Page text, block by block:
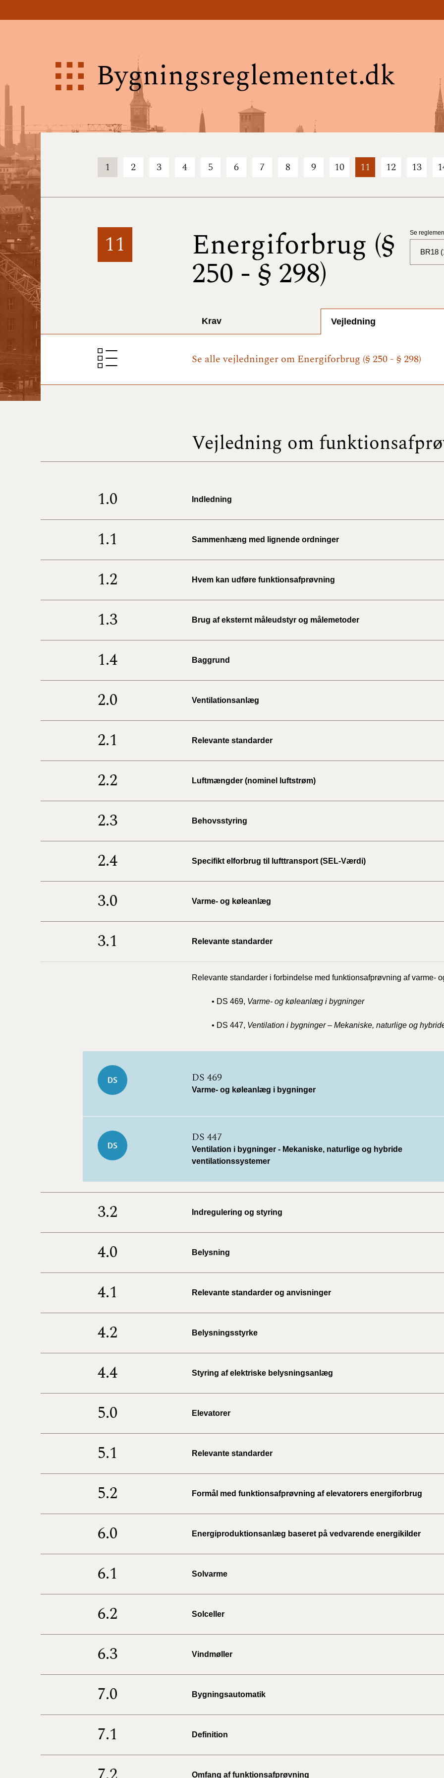
Bygningsreglementet.dk
1 2 3 4 5 6 7 8 9 10 11 12 13
11 Energiforbrug (§
250 - § 298)
Se
BR18
BR18
2023)
2020)
BR18
2010)
Krav Vejledning
Se alle vejledninger om Energiforbrug (§ 250 - § 298)
Vejledning om
1.0 Indledning
1.1 Sammenhæng med lignende ordninger
1.2 Hvem kan udføre funktionsafprøvning
1.3 Brug af eksternt måleudstyr og målemetoder
1.4 Baggrund
2.0 Ventilationsanlæg
2.1 Relevante standarder
2.2 Luftmængder (nominel luftstrøm)
2.3 Behovsstyring
2.4 Specifikt elforbrug til lufttransport (SEL-Værdi)
3.0 Varme- og køleanlæg
3.1 Relevante standarder
Relevante standarder i forbindelse med funktionsafprøvning af varme-
• DS 469, Varme- og køleanlæg i bygninger
• DS 447, Ventilation i bygninger – Mekaniske, naturlige og
DS 469
Varme- og køleanlæg i bygninger
DS 447
Ventilation i bygninger - Mekaniske, naturlige og hybride
ventilationssystemer
3.2 Indregulering og styring
4.0 Belysning
4.1 Relevante standarder og anvisninger
4.2 Belysningsstyrke
4.4 Styring af elektriske belysningsanlæg
5.0 Elevatorer
5.1 Relevante standarder
5.2 Formål med funktionsafprøvning af elevatorers energiforbrug
6.0 Energiproduktionsanlæg baseret på vedvarende energikilder
6.1 Solvarme
6.2 Solceller
6.3 Vindmøller
7.0 Bygningsautomatik
7.1 Definition
Omfang af funktionsafprøvning